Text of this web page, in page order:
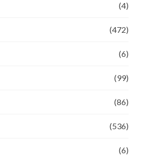
(4)
(472)
(6)
(99)
(86)
(536)
(6)